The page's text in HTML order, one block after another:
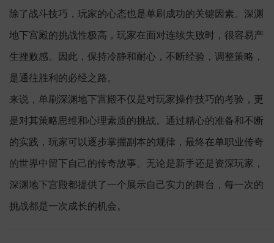
除了战斗技巧，玩家的心态也是单刷成功的关键因素。深渊
地下宫殿的挑战性极高，玩家在面对连续失败时，很容易产
生挫败感。因此，保持冷静和耐心，不断经验，调整策略，
是通往胜利的必经之路。
来说，单刷深渊地下宫殿不仅是对玩家操作技巧的考验，更
是对其策略思维和心理素质的挑战。通过精心的准备和不断
的实践，玩家可以逐步掌握副本的规律，最终在单职业传奇
的世界中留下自己的传奇故事。无论是新手还是资深玩家，
深渊地下宫殿都提供了一个展示自己实力的舞台，每一次的
挑战都是一次成长的机会。